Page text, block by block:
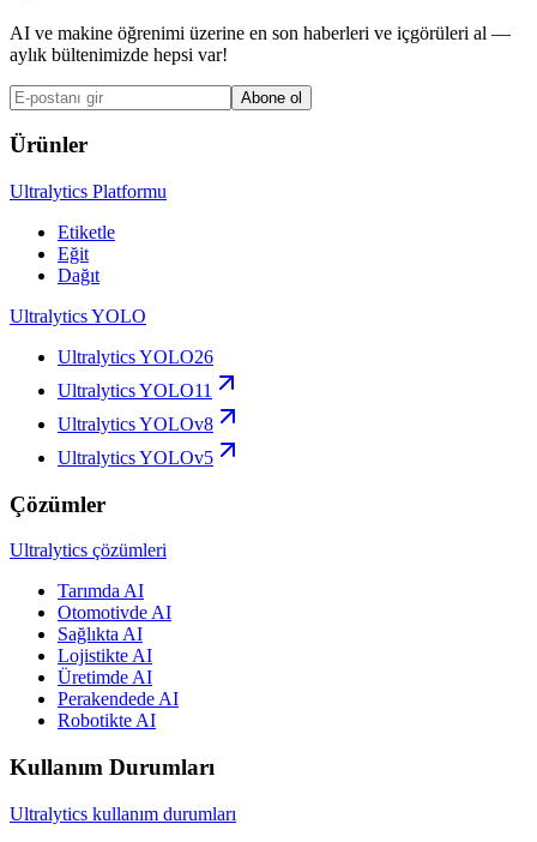
AI ve makine öğrenimi üzerine en son haberleri ve içgörüleri al —
aylık bültenimizde hepsi var!
Abone ol
Ürünler
Ultralytics Platformu
Etiketle
Eğit
Dağıt
Ultralytics YOLO
Ultralytics YOLO26
Ultralytics YOLO11
Ultralytics YOLOv8
Ultralytics YOLOv5
Çözümler
Ultralytics çözümleri
Tarımda AI
Otomotivde AI
Sağlıkta AI
Lojistikte AI
Üretimde AI
Perakendede AI
Robotikte AI
Kullanım Durumları
Ultralytics kullanım durumları